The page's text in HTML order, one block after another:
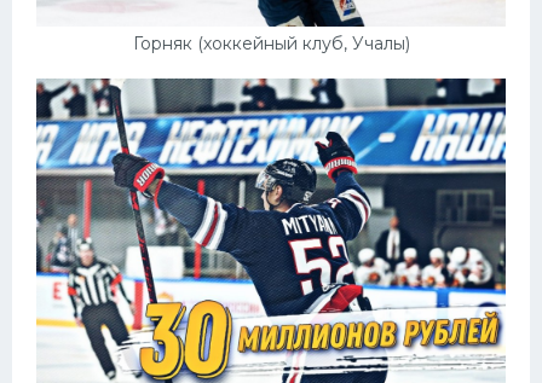
Горняк (хоккейный клуб, Учалы)